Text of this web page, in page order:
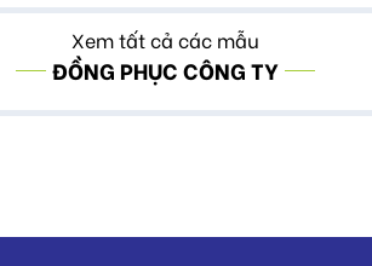
Xem tất cả các mẫu
ĐỒNG PHỤC CÔNG TY